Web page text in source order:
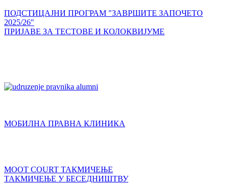
ПОДСТИЦАЈНИ ПРОГРАМ "ЗАВРШИТЕ ЗАПОЧЕТО
2025/26"
ПРИЈАВЕ ЗА ТЕСТОВЕ И КОЛОКВИЈУМЕ
МОБИЛНА ПРАВНА КЛИНИКА
MOOT COURT ТАКМИЧЕЊЕ
ТАКМИЧЕЊЕ У БЕСЕДНИШТВУ